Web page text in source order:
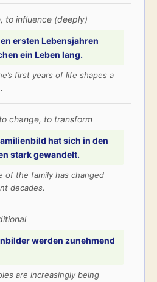
to influence (deeply)
ersten Lebensjahren
ein Leben lang.
first years of life shapes a
to change, to transform
hatsich in den
starkgewandelt.
of the family has changed
decades.
werden zunehmend
are increasingly being